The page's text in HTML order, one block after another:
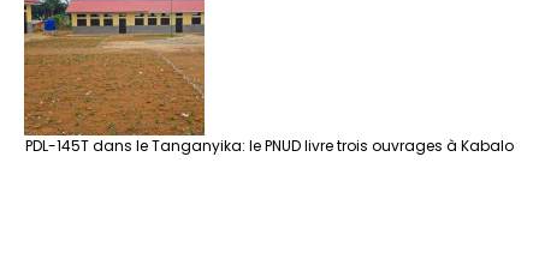
PDL-145T dans le Tanganyika: le PNUD livre trois ouvrages à Kabalo